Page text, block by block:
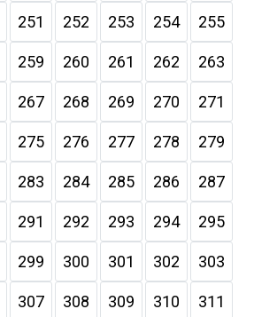
251 252 253 254 255
259 260 261 262 263
267 268 269 270 271
275 276 277 278 279
283 284 285 286 287
291 292 293 294 295
299 300 301 302 303
307 308 309 310 311